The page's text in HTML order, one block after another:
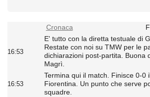
Cronaca
16:53
E' tutto con la diretta testuale di
Restate con noi su TMW per le
dichiarazioni post-partita. Buona
Magrì.
16:53
Termina qui il match. Finisce 0-0
Fiorentina. Un punto che serve
squadre.